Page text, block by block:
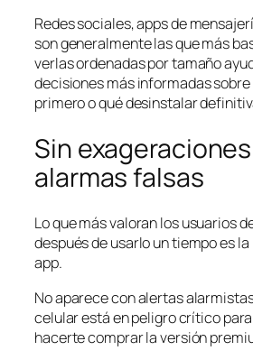
Redes sociales, apps de
son generalmente las que más
verlas ordenadas por tamaño
decisiones más informadas
primero o qué desinstalar
Sin
alarmas falsas
Lo que más valoran los usuarios
después de usarlo un tiempo es
app.
No aparece con alertas
celular está en peligro crítico
hacerte comprar la versión